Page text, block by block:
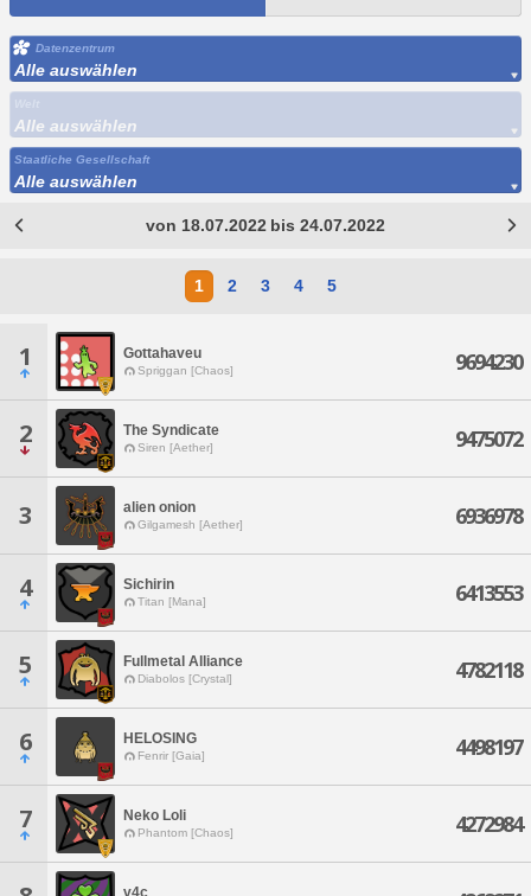
Datenzentrum
Alle auswählen
Alle auswählen
Staatliche Gesellschaft
Alle auswählen
von 18.07.2022 bis 24.07.2022
1 2 3 4 5
1 Gottahaveu
Spriggan [Chaos] 9694230
2 The Syndicate
Siren [Aether] 9475072
3 alien onion
Gilgamesh [Aether] 6936978
4 Sichirin
Titan [Mana] 6413553
5 Fullmetal Alliance
Diabolos [Crystal] 4782118
6 HELOSING
Fenrir [Gaia] 4498197
7 Neko Loli
Phantom [Chaos] 4272984
v4c